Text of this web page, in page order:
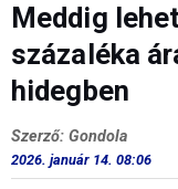
Meddig
százaléka
hidegben
Szerző: Gondola
2026. január 14. 08:06